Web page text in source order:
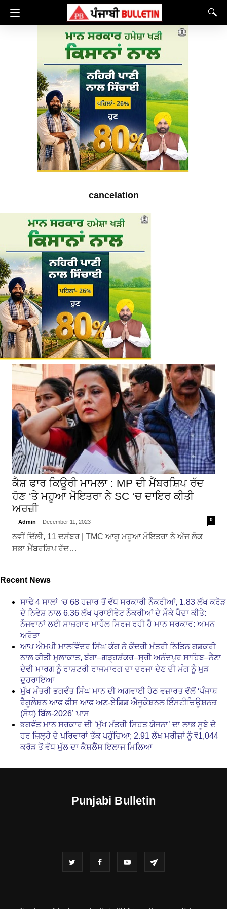
cancelation
ਕੈਸ਼ ਫਾਰ ਕਿਊਰੀ ਮਾਮਲਾ : MP ਦੀ ਮੈਂਬਰਸ਼ਿਪ ਰੱਦ
ਹੋਣ ‘ਤੇ ਮਹੂਆ ਮੋਇਤਰਾ ਨੇ SC ‘ਚ ਦਾਇਰ ਕੀਤੀ
ਅਰਜ਼ੀ
Admin December 11, 2023 0
ਨਵੀਂ ਦਿੱਲੀ, 11 ਦਸੰਬਰ | TMC ਆਗੂ ਮਹੂਆ ਮੋਇਤਰਾ ਨੇ ਅੱਜ ਲੋਕ
ਸਭਾ ਮੈਂਬਰਸ਼ਿਪ ਰੱਦ…
Recent News
ਸਾਢੇ 4 ਸਾਲਾਂ ‘ਚ 68 ਹਜ਼ਾਰ ਤੋਂ ਵੱਧ ਸਰਕਾਰੀ ਨੌਕਰੀਆਂ, 1.83 ਲੱਖ ਕਰੋੜ
ਦੇ ਨਿਵੇਸ਼ ਨਾਲ 6.36 ਲੱਖ ਪ੍ਰਾਈਵੇਟ ਨੌਕਰੀਆਂ ਦੇ ਮੌਕੇ ਪੈਦਾ ਕੀਤੇ:
ਨੌਜਵਾਨਾਂ ਲਈ ਸਾਜ਼ਗਾਰ ਮਾਹੌਲ ਸਿਰਜ ਰਹੀ ਹੈ ਮਾਨ ਸਰਕਾਰ: ਅਮਨ
ਅਰੋੜਾ
ਆਪ ਐਮਪੀ ਮਾਲਵਿੰਦਰ ਸਿੰਘ ਕੰਗ ਨੇ ਕੇਂਦਰੀ ਮੰਤਰੀ ਨਿਤਿਨ ਗਡਕਰੀ
ਨਾਲ ਕੀਤੀ ਮੁਲਾਕਾਤ, ਬੰਗਾ–ਗੜ੍ਹਸ਼ੰਕਰ–ਸ੍ਰੀ ਅਨੰਦਪੁਰ ਸਾਹਿਬ–ਨੈਣਾ
ਦੇਵੀ ਮਾਰਗ ਨੂੰ ਰਾਸ਼ਟਰੀ ਰਾਜਮਾਰਗ ਦਾ ਦਰਜਾ ਦੇਣ ਦੀ ਮੰਗ ਨੂੰ ਮੁੜ
ਦੁਹਰਾਇਆ
ਮੁੱਖ ਮੰਤਰੀ ਭਗਵੰਤ ਸਿੰਘ ਮਾਨ ਦੀ ਅਗਵਾਈ ਹੇਠ ਵਜ਼ਾਰਤ ਵੱਲੋਂ ‘ਪੰਜਾਬ
ਰੈਗੂਲੇਸ਼ਨ ਆਫ ਫੀਸ ਆਫ ਅਣ-ਏਡਿਡ ਐਜੂਕੇਸ਼ਨਲ ਇੰਸਟੀਚਿਊਸ਼ਨਜ਼
(ਸੋਧ) ਬਿੱਲ-2026’ ਪਾਸ
ਭਗਵੰਤ ਮਾਨ ਸਰਕਾਰ ਦੀ ‘ਮੁੱਖ ਮੰਤਰੀ ਸਿਹਤ ਯੋਜਨਾ’ ਦਾ ਲਾਭ ਸੂਬੇ ਦੇ
ਹਰ ਜ਼ਿਲ੍ਹੇ ਦੇ ਪਰਿਵਾਰਾਂ ਤੱਕ ਪਹੁੰਚਿਆ; 2.91 ਲੱਖ ਮਰੀਜ਼ਾਂ ਨੂੰ ₹1,044
ਕਰੋੜ ਤੋਂ ਵੱਧ ਮੁੱਲ ਦਾ ਕੈਸ਼ਲੈੱਸ ਇਲਾਜ ਮਿਲਿਆ
Punjabi Bulletin